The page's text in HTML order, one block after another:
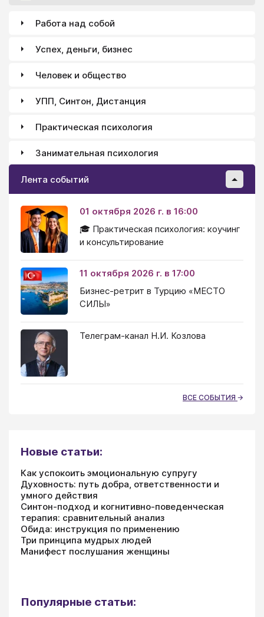
Работа над собой
Успех, деньги, бизнес
Человек и общество
УПП, Синтон, Дистанция
Практическая психология
Занимательная психология
Лента событий
01 октября 2026 г. в 16:00
🎓 Практическая психология: коучинг
и консультирование
11 октября 2026 г. в 17:00
Бизнес-ретрит в Турцию «МЕСТО
СИЛЫ»
Телеграм-канал Н.И. Козлова
ВСЕ СОБЫТИЯ
Новые статьи:
Как успокоить эмоциональную супругу
Духовность: путь добра, ответственности и
умного действия
Синтон-подход и когнитивно-поведенческая
терапия: сравнительный анализ
Обида: инструкция по применению
Три принципа мудрых людей
Манифест послушания женщины
Популярные статьи: